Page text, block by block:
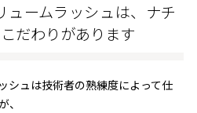
ュームラッシュは、ナチ
だわりがあります
シュは技術者の熟練度によって仕